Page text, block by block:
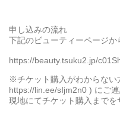
申し込みの流れ
下記のビューティーページか
https://beauty.tsuku2.jp/
※チケット購入がわからな
https://lin.ee/sIjm2n0 ) にご連
現地にてチケット購入までを